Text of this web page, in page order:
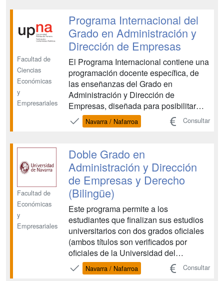
Grado (TFG), los alumnos del Grado en
Applied Management - Gestión...
Facultad de
Ciencias
Económicas
y
Empresariales
Programa Internacional del
Grado en Administración y
Dirección de Empresas
El Programa Internacional contiene una
programación docente específica, de
las enseñanzas del Grado en
Administración y Dirección de
Empresas, diseñada para posibilitar
que los estudiantes matriculados en el
Programa Internacional puedan,
que persiguen, acreditar su
capacitación lingüística para llevar a
cabo...
Navarra / Nafarroa Consultar
Facultad de
Económicas
y
Empresariales
Doble Grado en
Administración y Dirección
de Empresas y Derecho
(Bilingüe)
Este programa permite a los
estudiantes que finalizan sus estudios
universitarios con dos grados oficiales
(ambos títulos son verificados por
oficiales de la Universidad del
regulador español, Aneca) y adquirir los
conocimientos adecuados para
Navarra / Nafarroa Consultar